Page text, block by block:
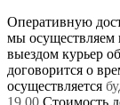
Оперативную
мы осуществляем
выездом курьер
договорится о
осуществляется